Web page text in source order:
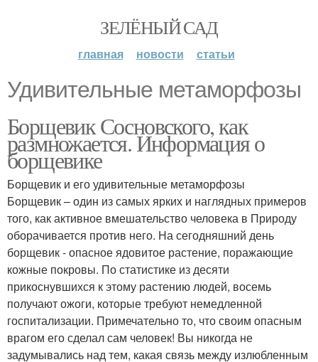
ЗЕЛЁНЫЙ САД
главная новости статьи
Удивительные метаморфозы
Борщевик Сосновского, как
размножается. Информация о
борщевике
Борщевик и его удивительные метаморфозы
Борщевик – один из самых ярких и наглядных примеров
того, как активное вмешательство человека в Природу
оборачивается против него. На сегодняшний день
борщевик - опасное ядовитое растение, поражающие
кожные покровы. По статистике из десяти
прикоснувшихся к этому растению людей, восемь
получают ожоги, которые требуют немедленной
госпитализации. Примечательно то, что своим опасным
врагом его сделал сам человек! Вы никогда не
задумывались над тем, какая связь между излюбленным